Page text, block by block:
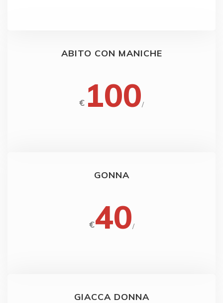
ABITO CON MANICHE
€ 100/
GONNA
€40/
GIACCA DONNA